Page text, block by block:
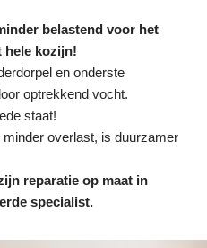
belastend voor het
hele kozijn!
en onderste
optrekkend vocht.
staat!
overlast, is duurzamer
reparatie op maat in
specialist.